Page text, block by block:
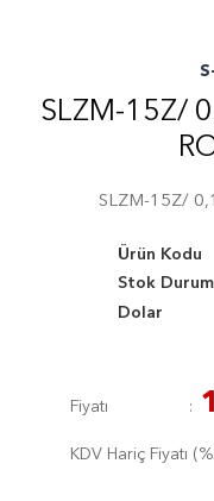
SLZM-15Z/
SLZM-15Z/
Ürün Kodu
Stok
Dolar
Fiyatı
KDV Hariç Fiyatı (